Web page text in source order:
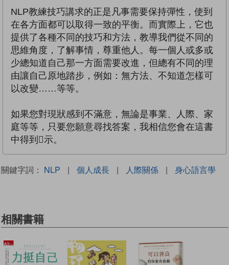
NLP教練技巧講求的正是凡事需要保持彈性，使到
在各方面都可以取得一致的平衡。而實際上，它也
提供了各種不同的技巧和方法，教導我們從不同的
思維角度，了解事情，尊重他人。每一個人或多或
少總知道自己那一方面需要改進，但總有不同的理
由讓自己原地踏步，例如：無方法、不知道怎樣可
以改變……等等。
如果您對現狀感到不滿意，無論是事業、人際、家
庭等等，只要您願意尋找答案，我相信您會在這書
中得到示。
關鍵字詞： NLP | 個人成長 | 人際關係 | 身心語言學
相關書籍